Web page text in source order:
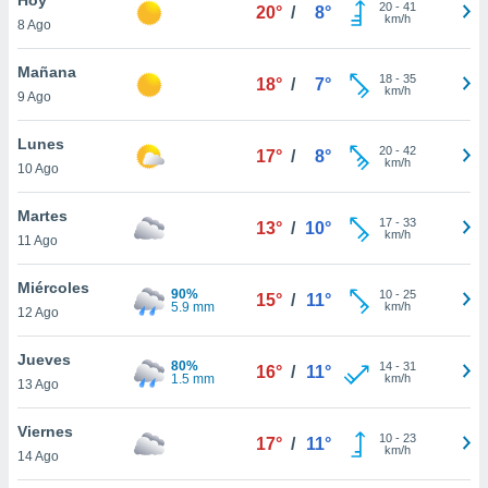
en
más
nuestra
de
cookies
aceptar
8 Ago
20° / 8° 20- 41
km/h
Mañana
9 Ago
18° / 7° 18- 35
km/h
Lunes
10 Ago
17° / 8° 20- 42
km/h
Martes
11 Ago
13° / 10° 17- 33
km/h
Miércoles
12 Ago
90%
5.9 mm
15° / 11° 10- 25
km/h
Jueves
13 Ago
80%
1.5 mm
16° / 11° 14- 31
km/h
Viernes
14 Ago
17° / 11° 10- 23
km/h